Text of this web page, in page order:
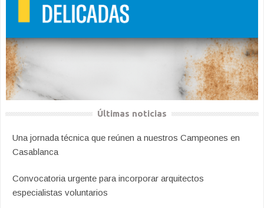
Últimas noticias
Una jornada técnica que reúnen a nuestros Campeones en
Casablanca
Convocatoria urgente para incorporar arquitectos
especialistas voluntarios